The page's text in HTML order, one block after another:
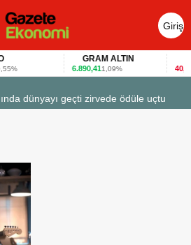
Giriş
Yap
GRAM ALTIN
6.890,411,09% 40,65-
dünyayı geçti zirvede ödüle uçtu